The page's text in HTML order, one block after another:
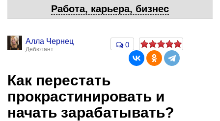
Работа, карьера, бизнес
Алла Чернец
Дебютант
0
Как перестать
прокрастинировать и
начать зарабатывать?